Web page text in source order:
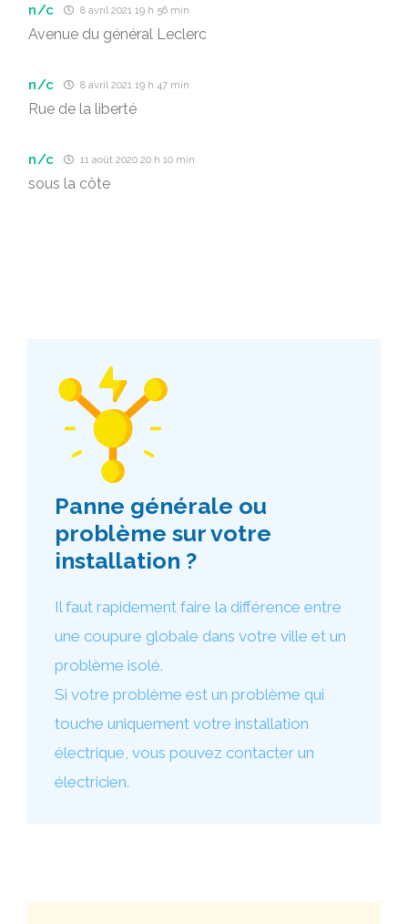
n/c 8 avril 2021 19 h 56 min
Avenue du général Leclerc
n/c 8 avril 2021 19 h 47 min
Rue de la liberté
n/c 11 août 2020 20 h 10 min
sous la côte
Panne générale ou
problème sur votre
installation ?
Il faut rapidement faire la différence entre
une coupure globale dans votre ville et un
problème isolé.
Si votre problème est un problème qui
touche uniquement votre installation
électrique, vous pouvez contacter un
électricien.